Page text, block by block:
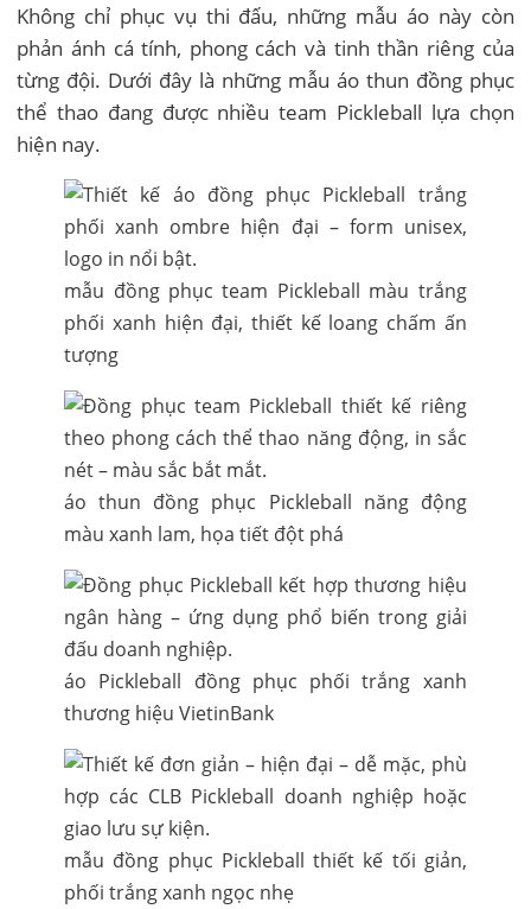
Không chỉ phục vụ thi đấu, những mẫu áo này còn
phản ánh cá tính, phong cách và tinh thần riêng của
từng đội. Dưới đây là những mẫu áo thun đồng phục
thể thao đang được nhiều team Pickleball lựa chọn
hiện nay.
mẫu đồng phục team Pickleball màu trắng
phối xanh hiện đại, thiết kế loang chấm ấn
tượng
áo thun đồng phục Pickleball năng động
màu xanh lam, họa tiết đột phá
áo Pickleball đồng phục phối trắng xanh
thương hiệu VietinBank
mẫu đồng phục Pickleball thiết kế tối giản,
phối trắng xanh ngọc nhẹ